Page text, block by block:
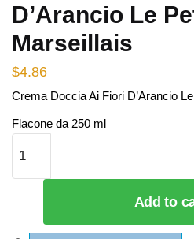
D’Arancio Le
Marseillais
$4.86
Crema Doccia Ai Fiori D’Arancio
Flacone da 250 ml
Doccia
Ai
Le
Add to